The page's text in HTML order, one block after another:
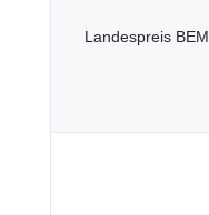
Landespreis BEM